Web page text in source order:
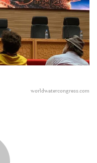
worldwatercongress.com